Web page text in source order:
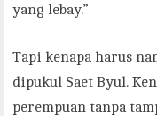
yang lebay.”
Tapi kenapa harus
dipukul Saet Byul.
perempuan tanpa